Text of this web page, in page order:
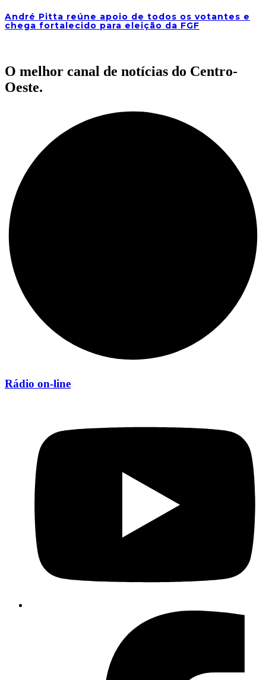
André Pitta reúne apoio de todos os votantes e
chega fortalecido para eleição da FGF
O melhor canal de notícias do Centro-
Oeste.
Rádio on-line